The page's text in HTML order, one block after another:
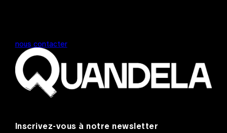
nous contacter
Inscrivez-vous à notre newsletter